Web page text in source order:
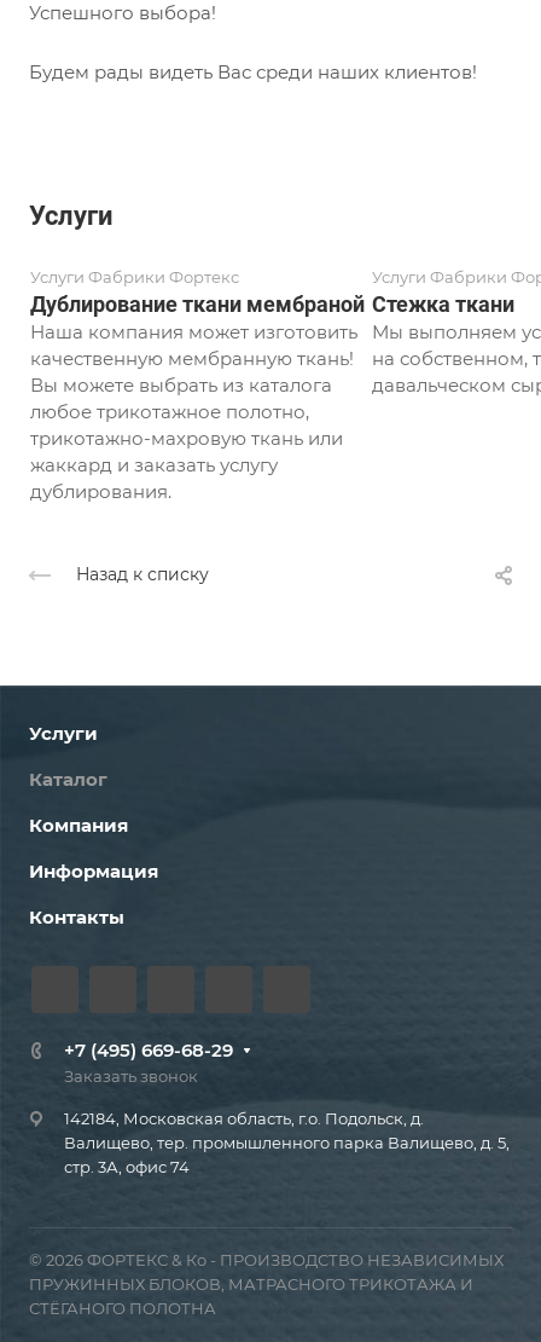
Успешного выбора!
Будем рады видеть Вас среди наших клиентов!
Услуги
Услуги Фабрики Фортекс
Дублирование ткани мембраной
Наша компания может изготовить
качественную мембранную ткань!
Вы можете выбрать из каталога
любое трикотажное полотно,
трикотажно-махровую ткань или
жаккард и заказать услугу
дублирования.
Услуги Фабрики
Стежка ткани
Мы выполняем
на собственном,
давальческом
Назад к списку
Услуги
Каталог
Компания
Информация
Контакты
+7 (495) 669-68-29
Заказать звонок
142184, Московская область, г.о. Подольск, д.
Валищево, тер. промышленного парка Валищево, д. 5,
стр. 3А, офис 74
© 2026 ФОРТЕКС & Ко - ПРОИЗВОДСТВО НЕЗАВИСИМЫХ
ПРУЖИННЫХ БЛОКОВ, МАТРАСНОГО ТРИКОТАЖА И
СТЁГАНОГО ПОЛОТНА